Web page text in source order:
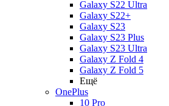
Galaxy S22 Ultra
Galaxy S22+
Galaxy S23
Galaxy S23 Plus
Galaxy S23 Ultra
Galaxy Z Fold 4
Galaxy Z Fold 5
Ещё
OnePlus
10 Pro